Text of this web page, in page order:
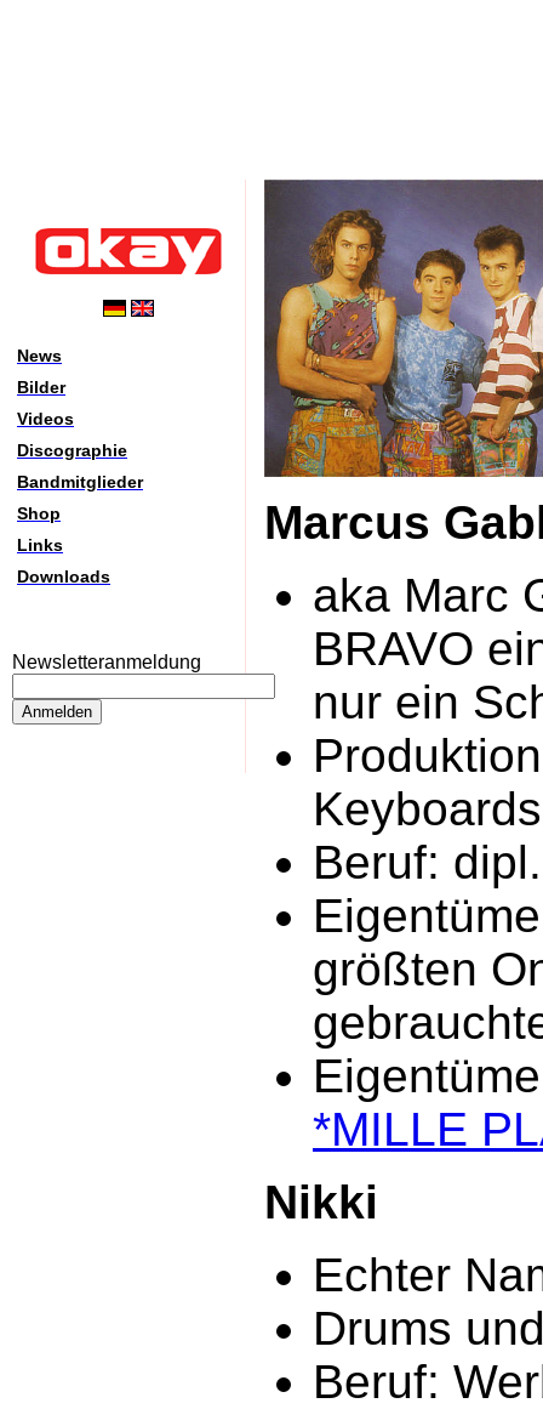
News
Bilder
Videos
Discographie
Bandmitglieder
Shop
Links
Downloads
Newsletteranmeldung
Marcus
aka Marc
BRAVO
nur ein
Beruf:
größten
*MILLE
Nikki
Echter
Drums
Beruf: